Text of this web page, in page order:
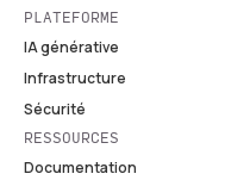
PLATEFORME
IA générative
Infrastructure
Sécurité
RESSOURCES
Documentation